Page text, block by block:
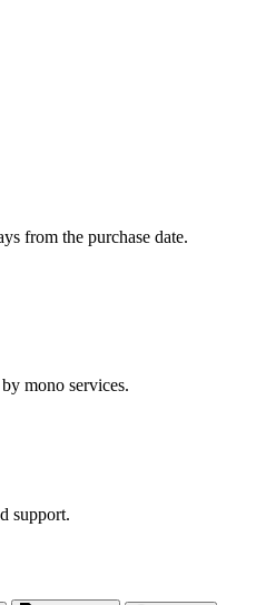
from the purchase date.
mono services.
support.